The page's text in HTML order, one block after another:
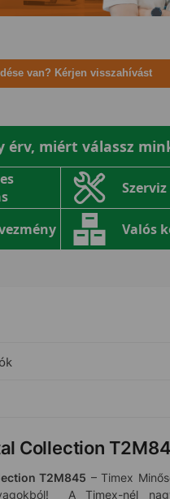
van? Kérjen visszahívást
érv, miért válassz
Szerviz
Valós
Collection
T2M845 – Timex
A Timex-nél